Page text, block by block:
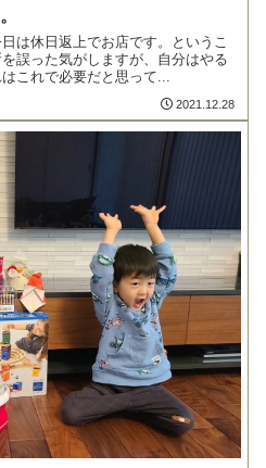
は休日返上でお店です。というこ
誤った気がしますが、自分はやる
これで必要だと思って...
2021.12.28